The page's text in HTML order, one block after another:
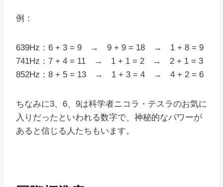
例：
639Hz：6 + 3 = 9 → 9 + 9 = 18 → 1 + 8 = 9
741Hz：7 + 4 = 11 → 1 + 1 = 2 → 2 + 1 = 3
852Hz：8 + 5 = 13 → 1 + 3 = 4 → 4 + 2 = 6
ちなみに3、6、9は科学者ニコラ・テスラのお気に
入りだったといわれる数字で、神秘的なパワーが
あると信じる人たちもいます。